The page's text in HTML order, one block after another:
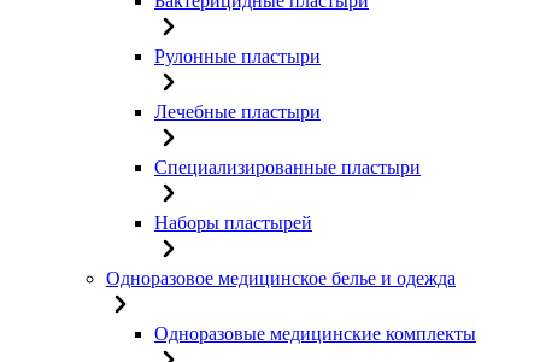
Рулонные пластыри
Лечебные пластыри
Специализированные пластыри
Наборы пластырей
Одноразовое медицинское белье и одежда
Одноразовые медицинские комплекты